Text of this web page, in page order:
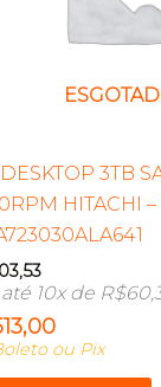
3TB
HITACHI –
10x de R$
ou Pix